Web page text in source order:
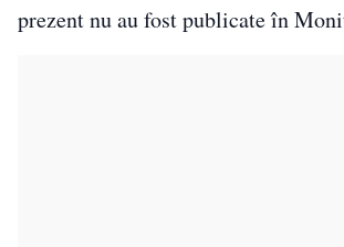
prezent nu au fost publicate în